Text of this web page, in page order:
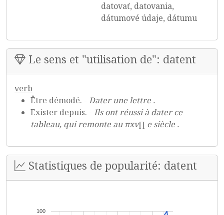
datovať, datovania,
dátumové údaje, dátumu
Le sens et "utilisation de": datent
verb
Être démodé. - Dater une lettre .
Exister depuis. - Ils ont réussi à dater ce
tableau, qui remonte au πxv∏ e siècle .
Statistiques de popularité: datent
100